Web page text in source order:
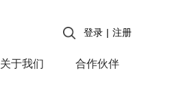
登录 | 注册
关于我们 合作伙伴